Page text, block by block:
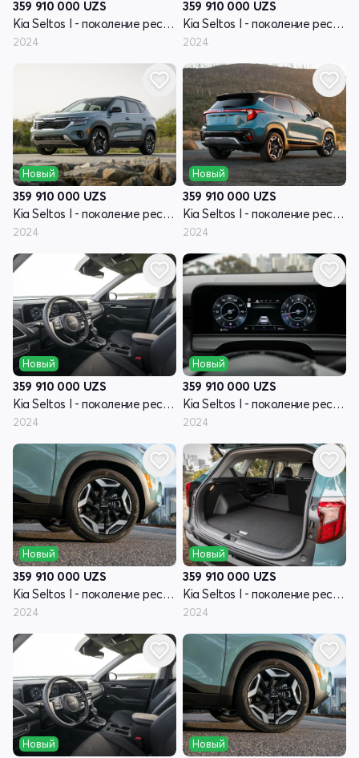
359 910 000 UZS
Kia Seltos I - поколение рестайлинг
2024
359 910 000 UZS
Kia Seltos I - поколение рестайлинг
2024
Новый
359 910 000 UZS
Kia Seltos I - поколение рестайлинг
2024
Новый
359 910 000 UZS
Kia Seltos I - поколение рестайлинг
2024
Новый
359 910 000 UZS
Kia Seltos I - поколение рестайлинг
2024
Новый
359 910 000 UZS
Kia Seltos I - поколение рестайлинг
2024
Новый
359 910 000 UZS
Kia Seltos I - поколение рестайлинг
2024
Новый
359 910 000 UZS
Kia Seltos I - поколение рестайлинг
2024
Новый Новый